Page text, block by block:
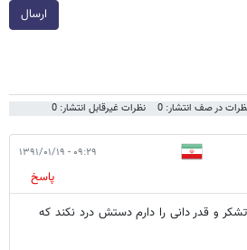
ارسال
در صف انتشار: 0 نظرات غیرقابل انتشار: 0
۰۹:۲۹ - ۱۳۹۱/۰۱/۱۹
پاسخ
و قدر دانی را دارم دستش درد نکند که